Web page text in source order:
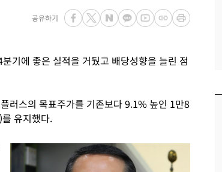
공유하기
기에 좋은 실적을 거뒀고 배당성향을 늘린 점
러스의 목표주가를 기존보다 9.1% 높인 1만8
유지했다.